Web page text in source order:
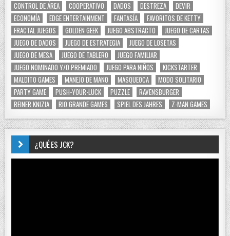
CONTROL DE ÁREA
COOPERATIVO DADOS DESTREZA
DEVIR
ECONOMÍA
EDGE ENTERTAINMENT FANTASÍA
FAVORITOS DE KETTY
FRACTAL JUEGOS
GOLDEN GEEK JUEGO ABSTRACTO
JUEGO DE CARTAS
JUEGO DE DADOS
JUEGO DE ESTRATEGIA
JUEGO DE LOSETAS
JUEGO DE MESA
JUEGO DE TABLERO
JUEGO FAMILIAR
JUEGO NOMINADO Y/O PREMIADO
JUEGO PARA NIÑOS
KICKSTARTER
MALDITO GAMES
MANEJO DE MANO MASQUEOCA
MODO SOLITARIO
PARTY GAME
PUSH-YOUR-LUCK PUZZLE
RAVENSBURGER
REINER KNIZIA
RIO GRANDE GAMES SPIEL DES JAHRES Z-MAN GAMES
¿QUÉ ES JCK?